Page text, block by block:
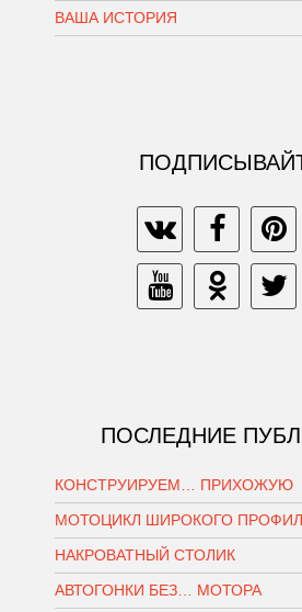
ВАША ИСТОРИЯ
ПОСЛЕДНИЕ
КОНСТРУИРУЕМ… ПРИХОЖУЮ
МОТОЦИКЛ ШИРОКОГО
НАКРОВАТНЫЙ СТОЛИК
АВТОГОНКИ БЕЗ… МОТОРА